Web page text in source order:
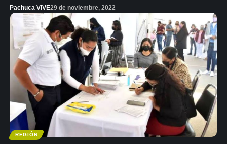
Pachuca VIVE29 de noviembre, 2022
REGIÓN